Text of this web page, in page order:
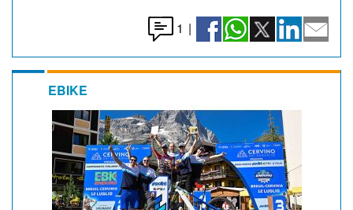
1 |
EBIKE